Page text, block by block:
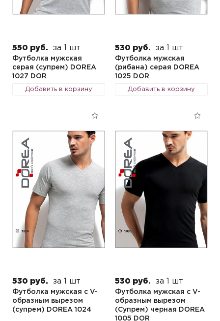
550 руб. за 1 шт
Футболка мужская
серая (супрем) DOREA
1027 DOR
Добавить в корзину
530 руб. за 1 шт
Футболка мужская
(рибана) серая DOREA
1025 DOR
Добавить в корзину
530 руб. за 1 шт
Футболка мужская с V-
образным вырезом
(супрем) DOREA 1024
530 руб. за 1 шт
Футболка мужская с V-
образным вырезом
(Супрем) черная DOREA
1005 DOR